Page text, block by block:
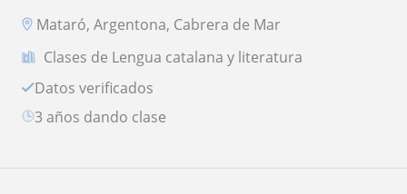
Mataró, Argentona, Cabrera de Mar
Clases de Lengua catalana y literatura
Datos verificados
3 años dando clase